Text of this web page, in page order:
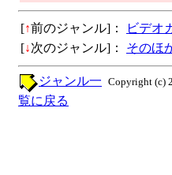
[↑前のジャンル]：
ビデオ
[↓次のジャンル]： そのほ
Copyright (c)
ジャンル一
覧に戻る